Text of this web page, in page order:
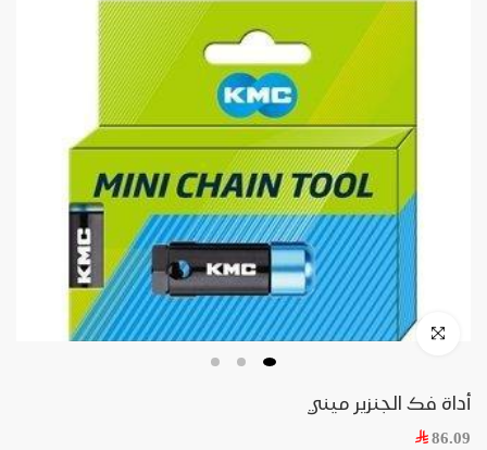
أداة فك الجنزير ميني
86.09